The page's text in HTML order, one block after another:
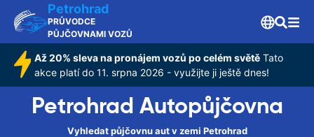
Petrohrad
PRŮVODCE
PŮJČOVNAMI VOZŮ
Až 20% sleva na pronájem vozů po celém světě Tato
akce platí do 11. srpna 2026 - využijte ji ještě dnes!
Petrohrad Autopůjčovna
Vyhledat půjčovnu aut v zemi Petrohrad